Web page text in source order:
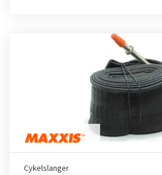
Cykelslanger